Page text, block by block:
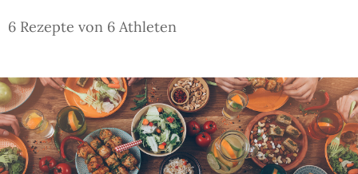
6 Rezepte von 6 Athleten